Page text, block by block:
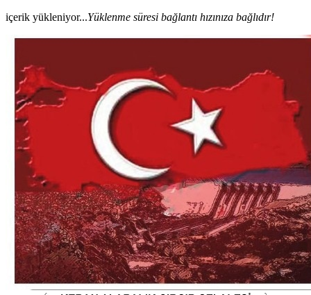
içerik yükleniyor...Yüklenme süresi bağlantı hızınıza bağlıdır!